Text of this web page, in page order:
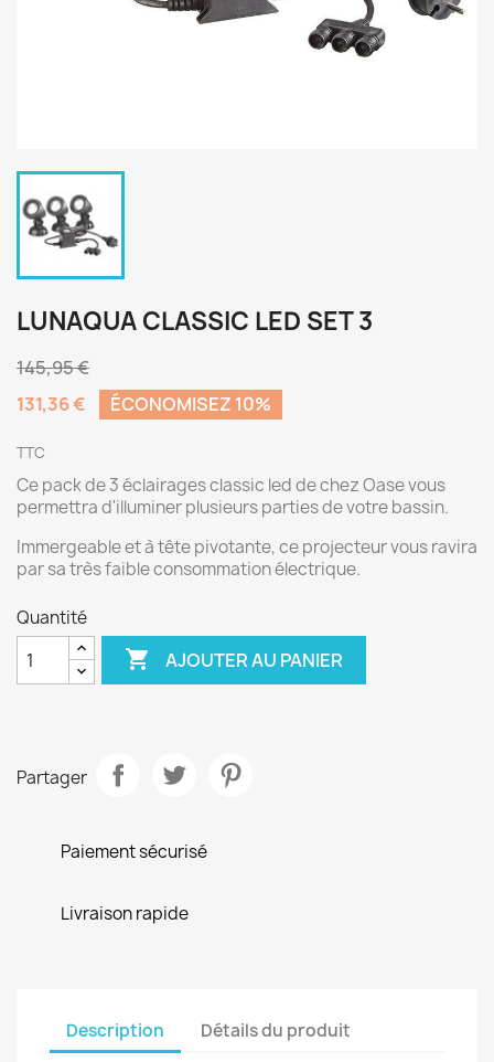
LUNAQUA CLASSIC LED SET 3
145,95 €
131,36 €
ÉCONOMISEZ 10%
TTC
Ce pack de 3 éclairages classic led de chez Oase vous
permettra d'illuminer plusieurs parties de votre bassin.
Immergeable et à tête pivotante, ce projecteur vous ravira
par sa très faible consommation électrique.
Quantité
 AJOUTER AU PANIER
Partager
Paiement sécurisé
Livraison rapide
Description Détails du produit